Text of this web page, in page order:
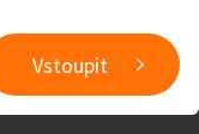
Vstoupit